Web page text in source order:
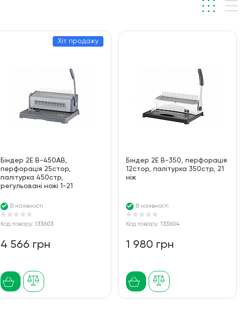
Хіт продажу
Біндер 2E B-450AB,
перфорація 25стор,
палітурка 450стр,
регульовані ножі 1-21
В наявності
Код товару: 133603
4 566 грн
Біндер 2E B-350, перфорація
12стор, палітурка 350стр, 21
ніж
В наявності
Код товару: 133604
1 980 грн